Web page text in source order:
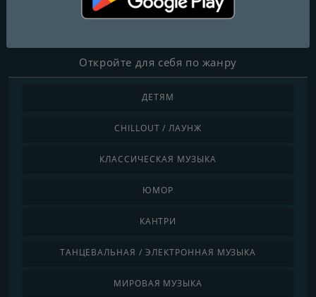
https://www.radiorecord.ru/
Откройте для себя по жанру
ДЕТЯМ
CHILLOUT / ЛАУНЖ
КЛАССИЧЕСКАЯ МУЗЫКА
ЮМОР
КАНТРИ
ТАНЦЕВАЛЬНАЯ / ЭЛЕКТРОННАЯ МУЗЫКА
МИРОВАЯ МУЗЫКА